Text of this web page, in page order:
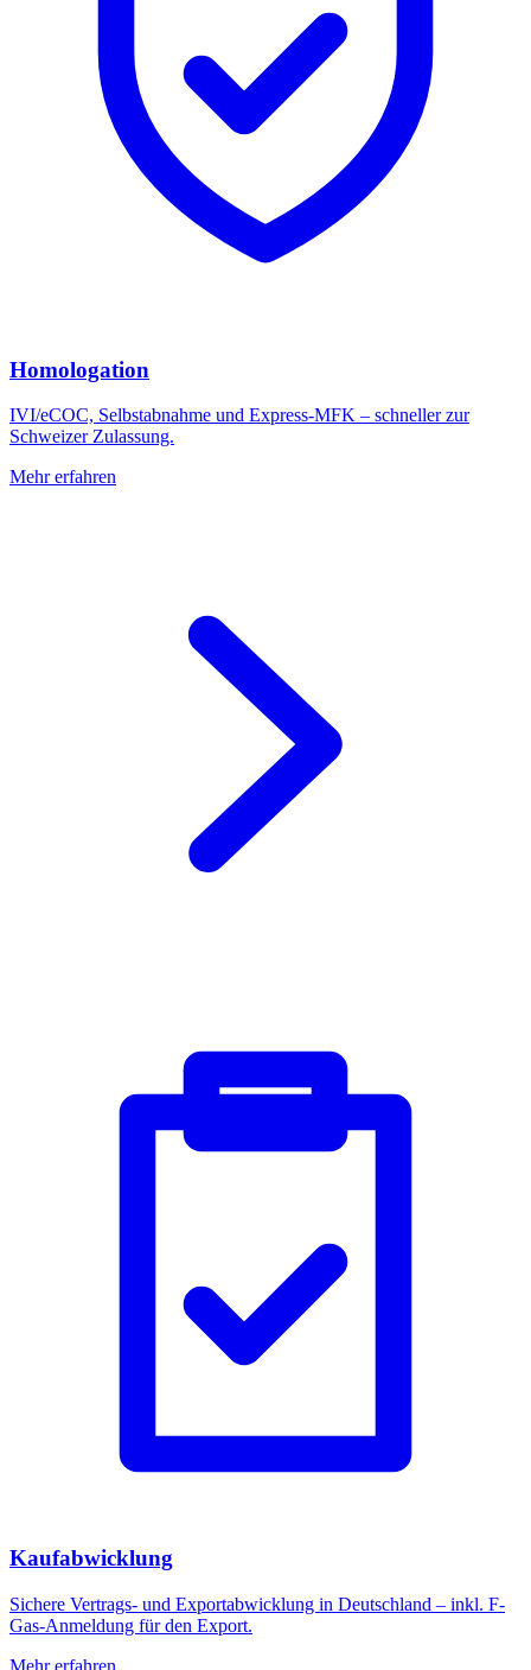
Homologation
IVI/eCOC, Selbstabnahme und Express-MFK – schneller zur
Schweizer Zulassung.
Mehr erfahren
Kaufabwicklung
Sichere Vertrags- und Exportabwicklung in Deutschland – inkl. F-
Gas-Anmeldung für den Export.
Mehr erfahren